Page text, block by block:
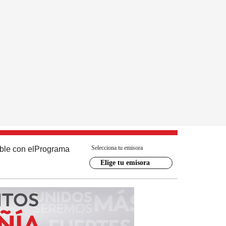
con el Programa Selecciona tu emisora
Elige tu emisora